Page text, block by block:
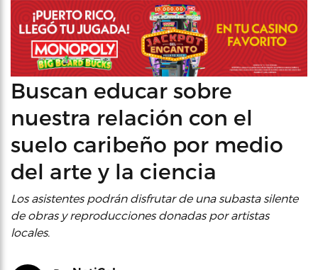
Buscan educar sobre
nuestra relación con el
suelo caribeño por medio
del arte y la ciencia
Los asistentes podrán disfrutar de una subasta silente
de obras y reproducciones donadas por artistas
locales.